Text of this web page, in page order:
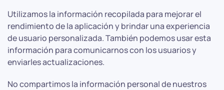
Utilizamos la información recopilada para mejorar el
rendimiento de la aplicación y brindar una experiencia
de usuario personalizada. También podemos usar esta
información para comunicarnos con los usuarios y
enviarles actualizaciones.
No compartimos la información personal de nuestros